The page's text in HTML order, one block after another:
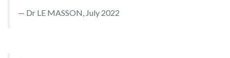
Dr LE MASSON, July 2022